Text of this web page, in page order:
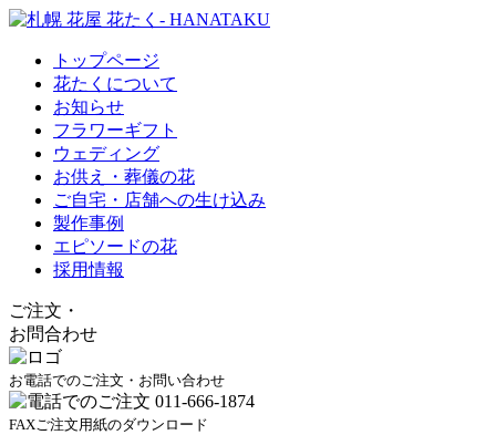
トップページ
花たくについて
お知らせ
フラワーギフト
ウェディング
お供え・葬儀の花
ご自宅・店舗への生け込み
製作事例
エピソードの花
採用情報
ご注文 ・
お問合わせ
お電話でのご注文・お問い合わせ
FAXご注文用紙のダウンロード